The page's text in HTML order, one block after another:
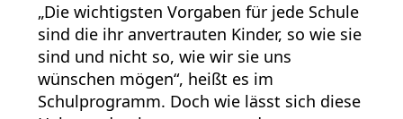
„Die wichtigsten Vorgaben für jede Schule
sind die ihr anvertrauten Kinder, so wie sie
sind und nicht so, wie wir sie uns
wünschen mögen“, heißt es im
Schulprogramm. Doch wie lässt sich diese